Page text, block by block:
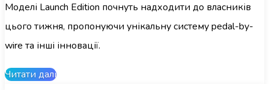
Моделі Launch Edition почнуть надходити до власників
цього тижня, пропонуючи унікальну систему pedal-by-
wire та інші інновації.
Читати далі